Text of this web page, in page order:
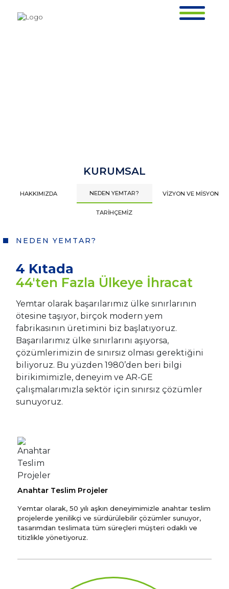
Sosyal
Medya
NEDEN YEMTAR?
KURUMSAL
HAKKIMIZDA NEDEN YEMTAR? VİZYON VE MİSYON
TARİHÇEMİZ
NEDEN YEMTAR?
4 Kıtada
44'ten Fazla Ülkeye İhracat
Yemtar olarak başarılarımız ülke sınırlarının
ötesine taşıyor, birçok modern yem
fabrikasının üretimini biz başlatıyoruz.
Başarılarımız ülke sınırlarını aşıyorsa,
çözümlerimizin de sınırsız olması gerektiğini
biliyoruz. Bu yüzden 1980’den beri bilgi
birikimimizle, deneyim ve AR-GE
çalışmalarımızla sektör için sınırsız çözümler
sunuyoruz.
Anahtar Teslim Projeler
Yemtar olarak, 50 yılı aşkın deneyimimizle anahtar teslim
projelerde yenilikçi ve sürdürülebilir çözümler sunuyor,
tasarımdan teslimata tüm süreçleri müşteri odaklı ve
titizlikle yönetiyoruz.